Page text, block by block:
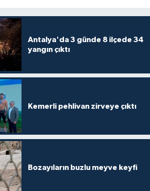
Antalya'da 3 günde 8 ilçede 34
yangın çıktı
Kemerli pehlivan zirveye çıktı
Bozayıların buzlu meyve keyfi